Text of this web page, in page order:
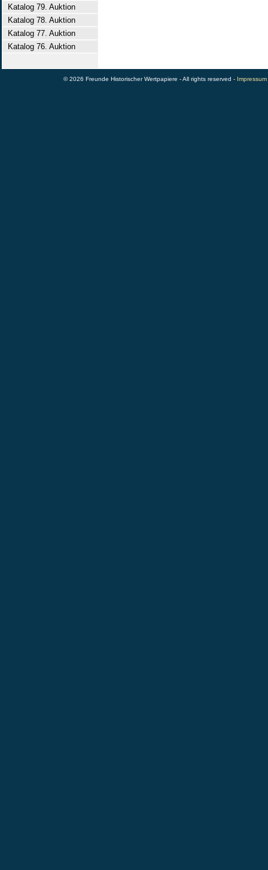
Katalog 79. Auktion
Katalog 78. Auktion
Katalog 77. Auktion
Katalog 76. Auktion
© 2026 Freunde Historischer Wertpapiere - All rights reserved - Impressum